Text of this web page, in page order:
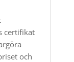
certifikat
och